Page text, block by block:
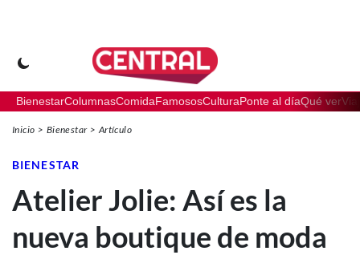
BienestarColumnasComidaFamososCulturaPonte al díaQué ver
Inicio Bienestar Artículo
BIENESTAR
Atelier Jolie: Así es la
nueva boutique de moda